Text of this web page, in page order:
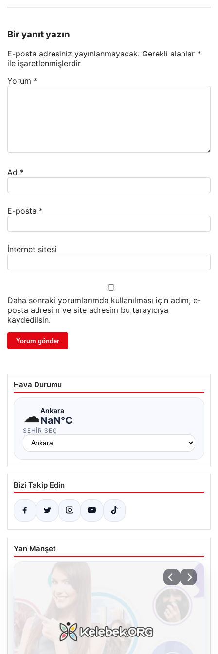
Bir yanıt yazın
E-posta adresiniz yayınlanmayacak. Gerekli alanlar *
ile işaretlenmişlerdir
Yorum *
Ad *
E-posta *
İnternet sitesi
Daha sonraki yorumlarımda kullanılması için adım, e-
posta adresim ve site adresim bu tarayıcıya
kaydedilsin.
Hava Durumu
☁Ankara
NaN°C
ŞEHIR SEÇ
Bizi Takip Edin
Yan Manşet